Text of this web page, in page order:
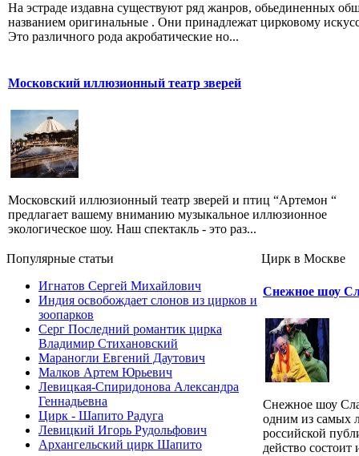
На эстраде издавна существуют ряд жанров, обьединенных
названием оригинальные . Они принадлежат цирковому
Это различного рода акробатические но...
Московский иллюзионный театр зверей
Московский иллюзионный театр зверей и птиц “Артемон “
предлагает вашему вниманию музыкальное иллюзионное
экологическое шоу. Наш спектакль - это раз...
Популярные cтатьи
Игнатов Сергей Михайлович
Индия освобождает слонов из цирков и
зоопарков
Серг Последний романтик цирка
Владимир Стихановский
Мараногли Евгений Даутович
Малков Артем Юрьевич
Левицкая-Спиридонова Александра
Геннадьевна
Цирк - Шапито Радуга
Левицкий Игорь Рудольфович
Архангельский цирк Шапито
Цирк в Москве
Снежное шоу
Снежное шоу
одним из самых
российской
действо состоит